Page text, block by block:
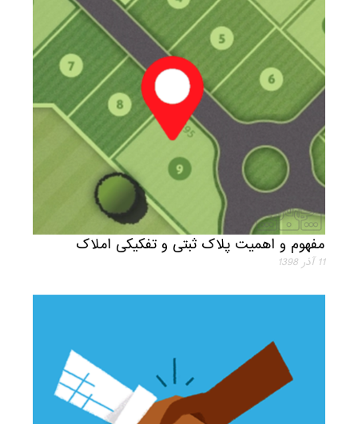
مفهوم و اهمیت پلاک ثبتی و تفکیکی املاک
11 آذر 1398